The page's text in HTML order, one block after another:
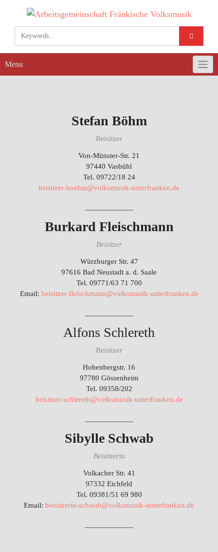
content
Menu
Stefan Böhm
Beisitzer
Von-Münster-Str. 21
97440 Vasbühl
Tel. 09722/18 24
beisitzer-boehm@volksmusik-unterfranken.de
Burkard Fleischmann
Beisitzer
Würzburger Str. 47
97616 Bad Neustadt a. d. Saale
Tel. 09771/63 71 700
Email: beisitzer-fleischmann@volksmusik-unterfranken.de
Alfons Schlereth
Beisitzer
Hohenbergstr. 16
97780 Gössenheim
Tel. 09358/202
beisitzer-schlereth@volksmusik-unterfranken.de
Sibylle Schwab
Beisitzerin
Volkacher Str. 41
97332 Eichfeld
Tel. 09381/51 69 980
Email: beisitzerin-schwab@volksmusik-unterfranken.de